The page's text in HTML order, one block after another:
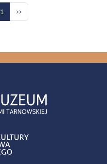
Następna strona
››